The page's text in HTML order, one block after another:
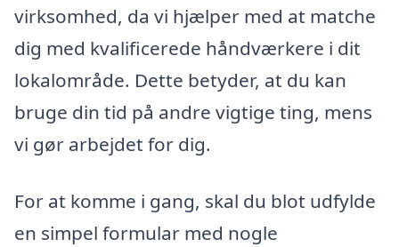
virksomhed, da vi hjælper med at matche
dig med kvalificerede håndværkere i dit
lokalområde. Dette betyder, at du kan
bruge din tid på andre vigtige ting, mens
vi gør arbejdet for dig.
For at komme i gang, skal du blot udfylde
en simpel formular med nogle